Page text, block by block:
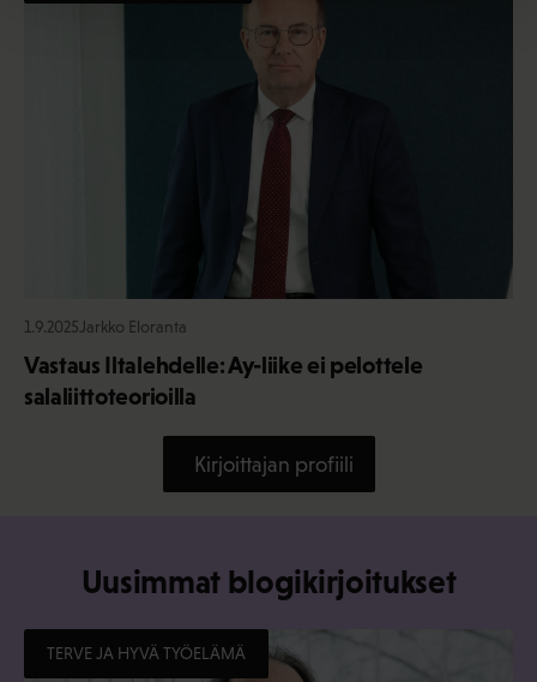
1.9.2025 Jarkko Eloranta
Vastaus Iltalehdelle: Ay-liike ei pelottele
salaliittoteorioilla
Kirjoittajan profiili
Uusimmat blogikirjoitukset
TERVE JA HYVÄ TYÖELÄMÄ